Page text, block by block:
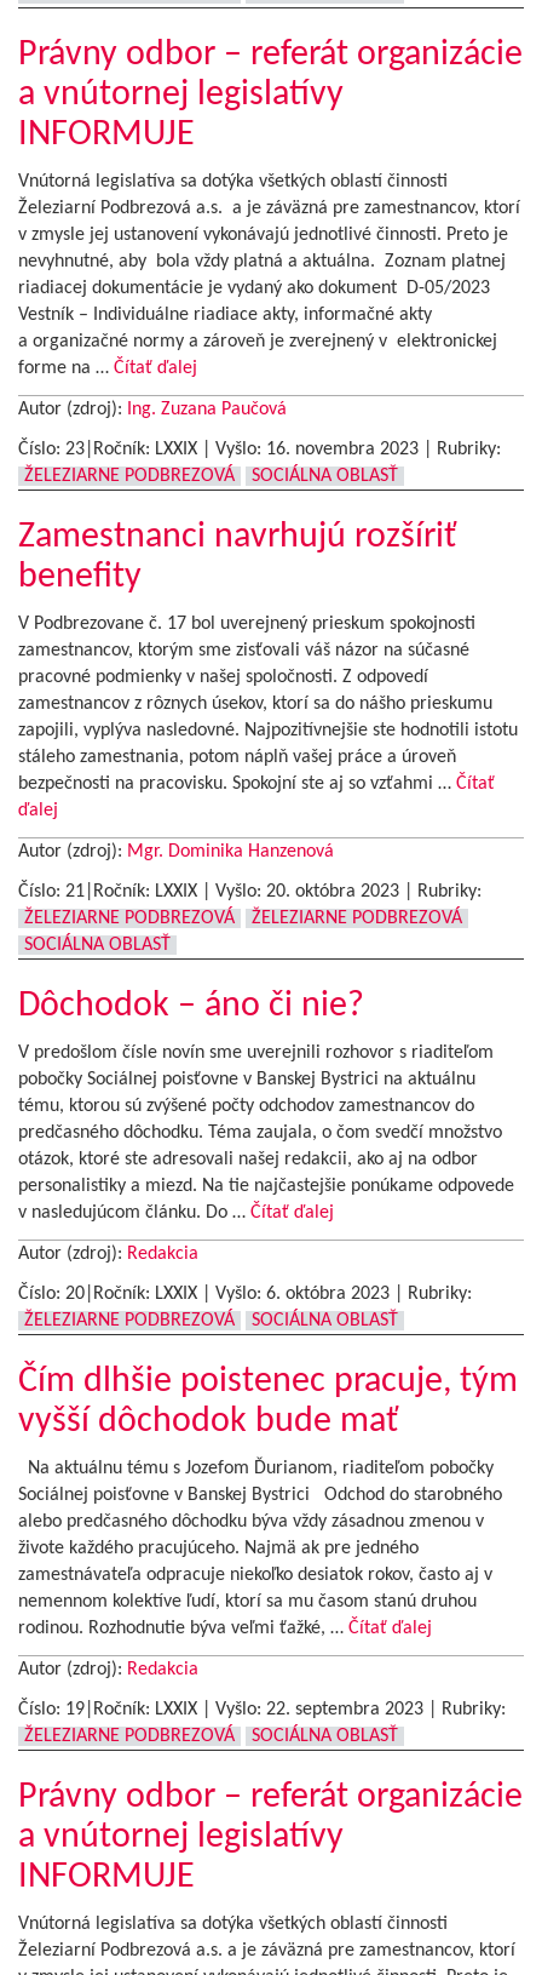
Právny odbor – referát organizácie
a vnútornej legislatívy
INFORMUJE
Vnútorná legislatíva sa dotýka všetkých oblastí činnosti
Železiarní Podbrezová a.s. a je záväzná pre zamestnancov, ktorí
v zmysle jej ustanovení vykonávajú jednotlivé činnosti. Preto je
nevyhnutné, aby bola vždy platná a aktuálna. Zoznam platnej
riadiacej dokumentácie je vydaný ako dokument D-05/2023
Vestník – Individuálne riadiace akty, informačné akty
a organizačné normy a zároveň je zverejnený v elektronickej
forme na … Čítať ďalej
Autor (zdroj): Ing. Zuzana Paučová
Číslo: 23|Ročník: LXXIX | Vyšlo: 16. novembra 2023
Rubriky:
ŽELEZIARNE PODBREZOVÁ
SOCIÁLNA OBLASŤ
Zamestnanci navrhujú rozšíriť
benefity
V Podbrezovane č. 17 bol uverejnený prieskum spokojnosti
zamestnancov, ktorým sme zisťovali váš názor na súčasné
pracovné podmienky v našej spoločnosti. Z odpovedí
zamestnancov z rôznych úsekov, ktorí sa do nášho prieskumu
zapojili, vyplýva nasledovné. Najpozitívnejšie ste hodnotili istotu
stáleho zamestnania, potom náplň vašej práce a úroveň
bezpečnosti na pracovisku. Spokojní ste aj so vzťahmi … Čítať
ďalej
Autor (zdroj): Mgr. Dominika Hanzenová
Číslo: 21|Ročník: LXXIX | Vyšlo: 20. októbra 2023
Rubriky:
ŽELEZIARNE PODBREZOVÁ
ŽELEZIARNE PODBREZOVÁ
SOCIÁLNA OBLASŤ
Dôchodok – áno či nie?
V predošlom čísle novín sme uverejnili rozhovor s riaditeľom
pobočky Sociálnej poisťovne v Banskej Bystrici na aktuálnu
tému, ktorou sú zvýšené počty odchodov zamestnancov do
predčasného dôchodku. Téma zaujala, o čom svedčí množstvo
otázok, ktoré ste adresovali našej redakcii, ako aj na odbor
personalistiky a miezd. Na tie najčastejšie ponúkame odpovede
v nasledujúcom článku. Do … Čítať ďalej
Autor (zdroj): Redakcia
Číslo: 20|Ročník: LXXIX | Vyšlo: 6. októbra 2023
Rubriky:
ŽELEZIARNE PODBREZOVÁ
SOCIÁLNA OBLASŤ
Čím dlhšie poistenec pracuje, tým
vyšší dôchodok bude mať
Na aktuálnu tému s Jozefom Ďurianom, riaditeľom pobočky
Sociálnej poisťovne v Banskej Bystrici Odchod do starobného
alebo predčasného dôchodku býva vždy zásadnou zmenou v
živote každého pracujúceho. Najmä ak pre jedného
zamestnávateľa odpracuje niekoľko desiatok rokov, často aj v
nemennom kolektíve ľudí, ktorí sa mu časom stanú druhou
rodinou. Rozhodnutie býva veľmi ťažké, … Čítať ďalej
Autor (zdroj): Redakcia
Číslo: 19|Ročník: LXXIX | Vyšlo: 22. septembra 2023
Rubriky:
ŽELEZIARNE PODBREZOVÁ
SOCIÁLNA OBLASŤ
Právny odbor – referát organizácie
a vnútornej legislatívy
INFORMUJE
Vnútorná legislatíva sa dotýka všetkých oblastí činnosti
Železiarní Podbrezová a.s. a je záväzná pre zamestnancov, ktorí